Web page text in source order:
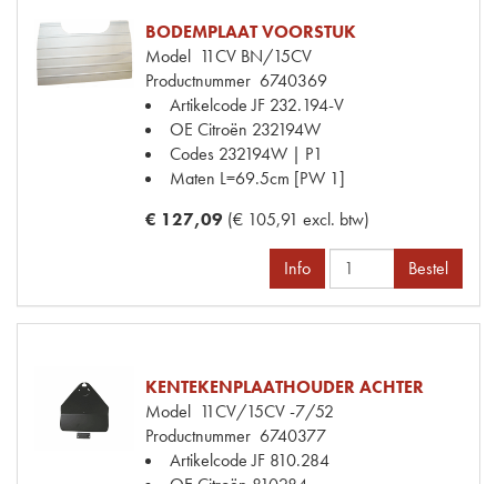
BODEMPLAAT VOORSTUK
Model 11CV BN/15CV
Productnummer 6740369
Artikelcode JF 232.194-V
OE Citroën 232194W
Codes 232194W | P1
Maten L=69.5cm [PW 1]
€ 127,09 (€ 105,91 excl. btw)
Info Bestel
KENTEKENPLAATHOUDER ACHTER
Model 11CV/15CV -7/52
Productnummer 6740377
Artikelcode JF 810.284